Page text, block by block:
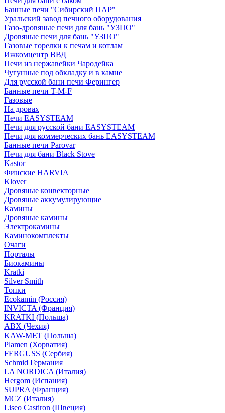
Банные печи "Сибирский ПАР"
Уральский завод печного оборудования
Газо-дровяные печи для бань "УЗПО"
Дровяные печи для бань "УЗПО"
Газовые горелки к печам и котлам
Ижкомцентр ВВД
Печи из нержавейки Чародейка
Чугунные под обкладку и в камне
Для русской бани печи Ферингер
Банные печи T-M-F
Газовые
На дровах
Печи EASYSTEAM
Печи для русской бани EASYSTEAM
Печи для коммерческих бань EASYSTEAM
Банные печи Parovar
Печи для бани Black Stove
Kastor
Финские HARVIA
Klover
Дровяные конвекторные
Дровяные аккумулирующие
Камины
Дровяные камины
Электрокамины
Каминокомплекты
Очаги
Порталы
Биокамины
Kratki
Silver Smith
Топки
Ecokamin (Россия)
INVICTA (Франция)
KRATKI (Польша)
ABX (Чехия)
KAW-MET (Польша)
Plamen (Хорватия)
FERGUSS (Сербия)
Schmid Германия
LA NORDICA (Италия)
Hergom (Испания)
SUPRA (Франция)
MCZ (Италия)
Liseo Castiron (Швеция)